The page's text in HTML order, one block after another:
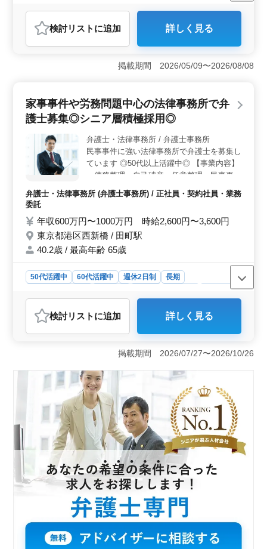
おすすめポイント
＜50代以上活躍中！＞ 経験豊富なシニア世代が多数活
躍している法律事務所での弁護士募集です。企業法務案
件に携わりながら、広告審査や契約書の作成・レビュ
す。 ＜港区の便利な立地で土日祝休み＞ 港区西新
橋に位置し、内幸町駅から徒歩圏内です。土日祝休みの
また、フレックス制度があり、子育て中の方も勤務時間
を相談できる点が魅力です。 ＜多世代が活躍する職
場環境＞ 20代から60代まで幅広い世代が活躍してお
り、多様なバックグラウンドを持つメンバーがチームを
入など、働きやすい環境が整っています。
検討リスト に追加 詳しく見る
掲載期間 2026/05/09〜2026/08/08
家事事件や労務問題中心の法律事務所で弁
護士募集◎シニア層積極採用◎
弁護士・法律事務所 / 弁護士事務所
民事事件に強い法律事務所で弁護士を募集し
ています ◎50代以上活躍中◎ 【事業内容】
・債務整理・自己破産・任意整理、民事再生
・交通事故 等 ＊備考＊ ・社会保険完備 経
ております♪
弁護士・法律事務所 (弁護士事務所) / 正社員・契約社員・業務
委託
年収600万円〜1000万円 時給2,600円〜3,600円
東京都港区西新橋 / 田町駅
40.2歳 / 最高年齢 65歳
50代活躍中 60代活躍中 週休2日制
長期
業務委託
おすすめポイント
＜シニア層積極採用＞ 経験豊富な50代以上の方々が活
躍中です。彼らの豊富な経験と知識はチーム全体の力に
なり、クライアントに対して信頼性の高いサービスを提
供しています。また若手のメンバーにとっては、彼らか
ら学ぶことができる良い機会でもあります。 ＜多彩
な案件に携わる機会＞ 家事事件や労務問題など法律事
務所の中心業務に携わることができます。さらに債務整
理や遺産相続などの民事事件にも関与し、幅広い経験を
積むことができます。これにより弁護士としてのスキル
や専門知識を総合的に高めることができます。 ＜充
実の福利厚生＞ 社会保険完備や個人受任可能など働き
やすい環境が整っています。また週休2日制や残業少なめ
の勤務体系が整っており、仕事とプライベートの両立が
しやすい環境です。さらに弁護士費用事務所負担可など
の特典もあり、安心して長く働ける環境が整っていま
検討リスト に追加 詳しく見る
掲載期間 2026/07/27〜2026/10/26